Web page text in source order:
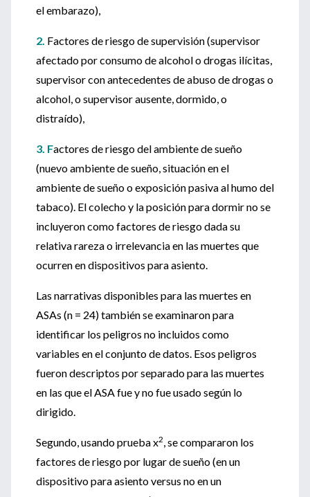
el embarazo),
2. Factores de riesgo de supervisión (supervisor
afectado por consumo de alcohol o drogas ilícitas,
supervisor con antecedentes de abuso de drogas o
alcohol, o supervisor ausente, dormido, o
distraído),
3. Factores de riesgo del ambiente de sueño
(nuevo ambiente de sueño, situación en el
ambiente de sueño o exposición pasiva al humo del
tabaco). El colecho y la posición para dormir no se
incluyeron como factores de riesgo dada su
relativa rareza o irrelevancia en las muertes que
ocurren en dispositivos para asiento.
Las narrativas disponibles para las muertes en
ASAs (n = 24) también se examinaron para
identificar los peligros no incluidos como
variables en el conjunto de datos. Esos peligros
fueron descriptos por separado para las muertes
en las que el ASA fue y no fue usado según lo
dirigido.
Segundo, usando prueba x2, se compararon los
factores de riesgo por lugar de sueño (en un
dispositivo para asiento versus no en un